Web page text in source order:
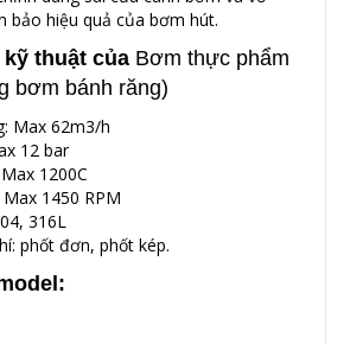
bảo hiệu quả của bơm hút.
thuật của Bơm thực phẩm
bơm bánh răng)
Max 62m3/h
12 bar
1200C
1450 RPM
316L
phốt đơn, phốt kép.